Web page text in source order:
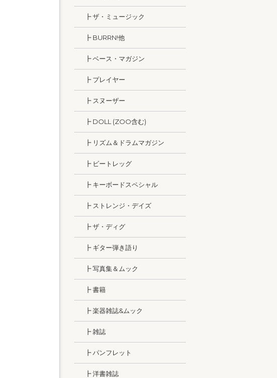
┣ ザ・ミュージック
┣ BURRN!他
┣ ベース・マガジン
┣ プレイヤー
┣ スヌーザー
┣ DOLL (ZOO含む)
┣ リズム＆ドラムマガジン
┣ ビートレッグ
┣ キーボードスペシャル
┣ ストレンジ・デイズ
┣ ザ・ディグ
┣ ギター弾き語り
┣ 写真集＆ムック
┣ 書籍
┣ 楽器雑誌&ムック
┣ 雑誌
┣ パンフレット
┣ 洋書雑誌